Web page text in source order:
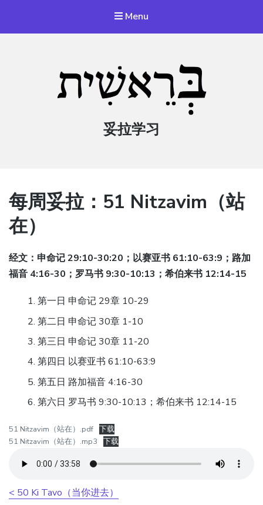
Menu
妥拉学习
每周妥拉：51 Nitzavim（站
在）
经文：申命记 29:10-30:20；以赛亚书 61:10-63:9；路加
福音 4:16-30；罗马书 9:30-10:13；希伯来书 12:14-15
第一日 申命记 29章 10-29
第二日 申命记 30章 1-10
第三日 申命记 30章 11-20
第四日 以赛亚书 61:10-63:9
第五日 路加福音 4:16-30
第六日 罗马书 9:30-10:13；希伯来书 12:14-15
51 Nitzavim（站在）.pdf 下载
51 Nitzavim（站在）.mp3
下载
< 50 Ki Tavo（当你进去）